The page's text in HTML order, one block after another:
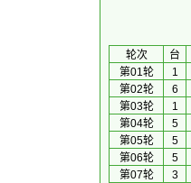
轮次 台
第01轮
1
第02轮
6
第03轮
1
第04轮
5
第05轮
5
第06轮
5
第07轮
3